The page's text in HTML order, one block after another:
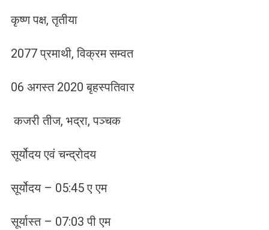
कृष्ण पक्ष, तृतीया
2077 प्रमाथी, विक्रम सम्वत
06 अगस्त 2020 बृहस्पतिवार
कजरी तीज, भद्रा, पञ्चक
सूर्योदय एवं चन्द्रोदय
सूर्योदय – 05:45 ए एम
सूर्यास्त – 07:03 पी एम